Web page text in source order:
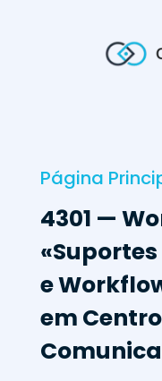
Página
4301 —
e
em